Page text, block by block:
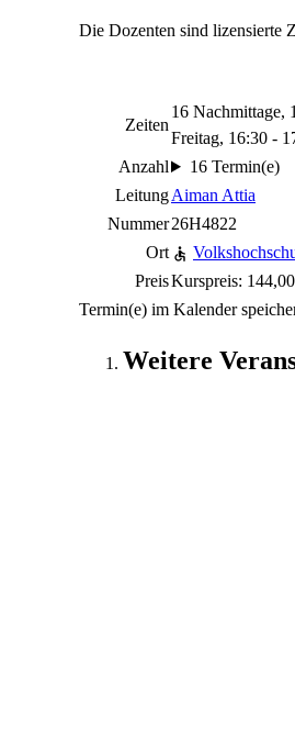
Die Dozenten sind lizensierte
Zeiten
16 Nachmittage,
Freitag, 16:30 -
Anzahl
16 Termin(e)
LeitungAiman Attia
Nummer26H4822
Ort
PreisKurspreis:
Termin(e) im Kalender
Weitere